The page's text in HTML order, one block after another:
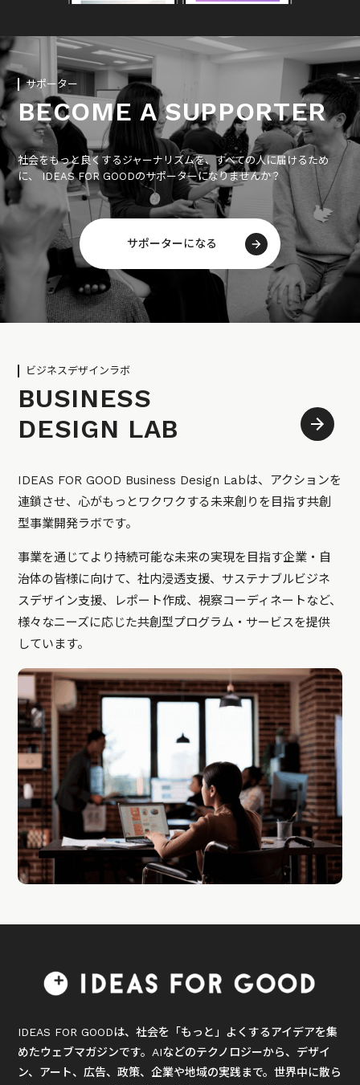
サポーター
BECOME A SUPPORTER
社会をもっと良くするジャーナリズムを、すべての人に届けるため
に、 IDEAS FOR GOODのサポーターになりませんか？
サポーターになる
ビジネスデザインラボ
BUSINESS
DESIGN LAB
IDEAS FOR GOOD Business Design Labは、アクションを
連鎖させ、心がもっとワクワクする未来創りを目指す共創
型事業開発ラボです。
事業を通じてより持続可能な未来の実現を目指す企業・自
治体の皆様に向けて、社内浸透支援、サステナブルビジネ
スデザイン支援、レポート作成、視察コーディネートなど、
様々なニーズに応じた共創型プログラム・サービスを提供
しています。
IDEAS FOR GOODは、社会を「もっと」よくするアイデアを集
めたウェブマガジンです。AIなどのテクノロジーから、デザイ
ン、アート、広告、政策、企業や地域の実践まで。世界中に散ら